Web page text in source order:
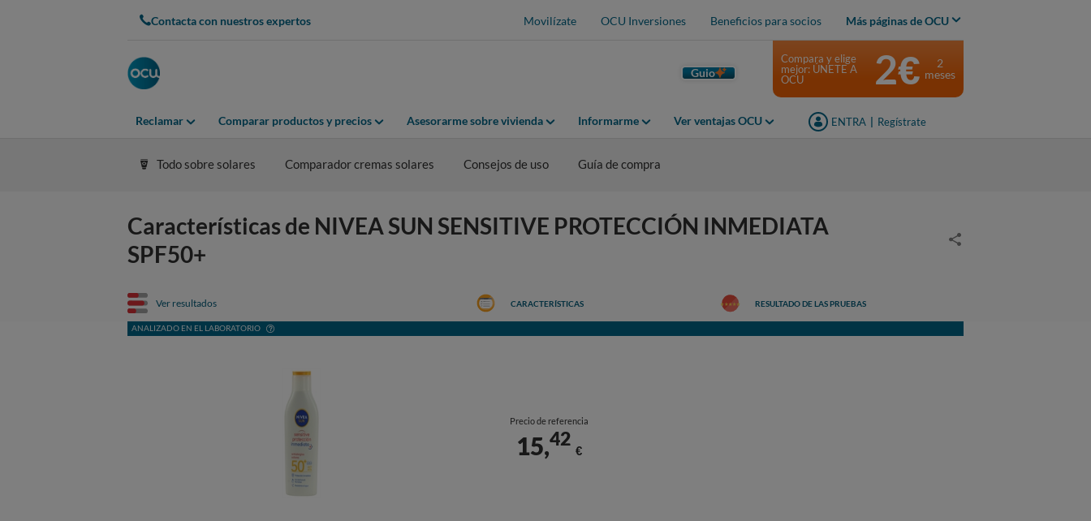
Contacta con nuestros expertos Movilízate OCU Inversiones Beneficios para socios Más páginas de OCU
Guio
Reclamar Comparar productos y precios Asesorarme sobre vivienda Informarme Ver ventajas OCU ENTRA Regístrate
Compara y elige
mejor: ÚNETE A
OCU
2€
2
meses
Todo sobre solares Comparador cremas solares Consejos de uso Guía de compra
Características de NIVEA SUN SENSITIVE PROTECCIÓN INMEDIATA
SPF50+
Ver resultados
ANALIZADO EN EL LABORATORIO
CARACTERÍSTICAS RESULTADO DE LAS PRUEBAS
Precio de referencia
15,42
€